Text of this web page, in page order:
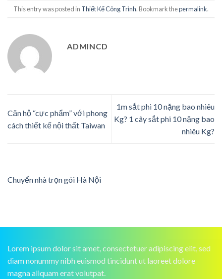
This entry was posted in Thiết Kế Công Trình. Bookmark thepermalink.
ADMINCD
Căn hộ “cực phẩm” với phong
cách thiết kế nội thất Taiwan
1m sắt phi 10 nặng bao nhiêu
Kg? 1 cây sắt phi 10 nặng bao
nhiêu Kg?
Chuyển nhà trọn gói Hà Nội
Lorem ipsum dolor sit amet, consectetuer adipiscing elit, sed
diam nonummy nibh euismod tincidunt ut laoreet dolore
magna aliquam erat volutpat.